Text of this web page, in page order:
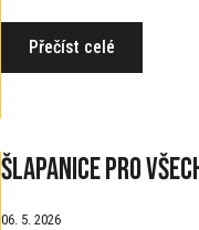
Přečíst celé
Šlapanice pro
06. 5. 2026